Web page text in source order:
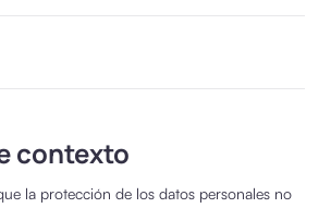
contexto
la protección de los datos personales no